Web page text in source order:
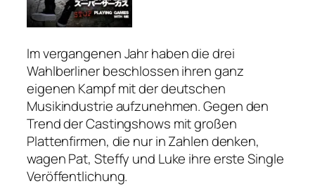
Im vergangenen Jahr haben die drei
Wahlberliner beschlossen ihren ganz
eigenen Kampf mit der deutschen
Musikindustrie aufzunehmen. Gegen den
Trend der Castingshows mit großen
Plattenfirmen, die nur in Zahlen denken,
wagen Pat, Steffy und Luke ihre erste Single
Veröffentlichung.